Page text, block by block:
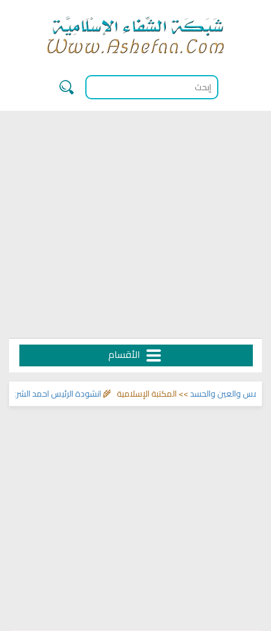
الأقسام
انشودة الرئيس احمد الشرع>> والعين والحسد>> المكتبة الإسلامية 🌾